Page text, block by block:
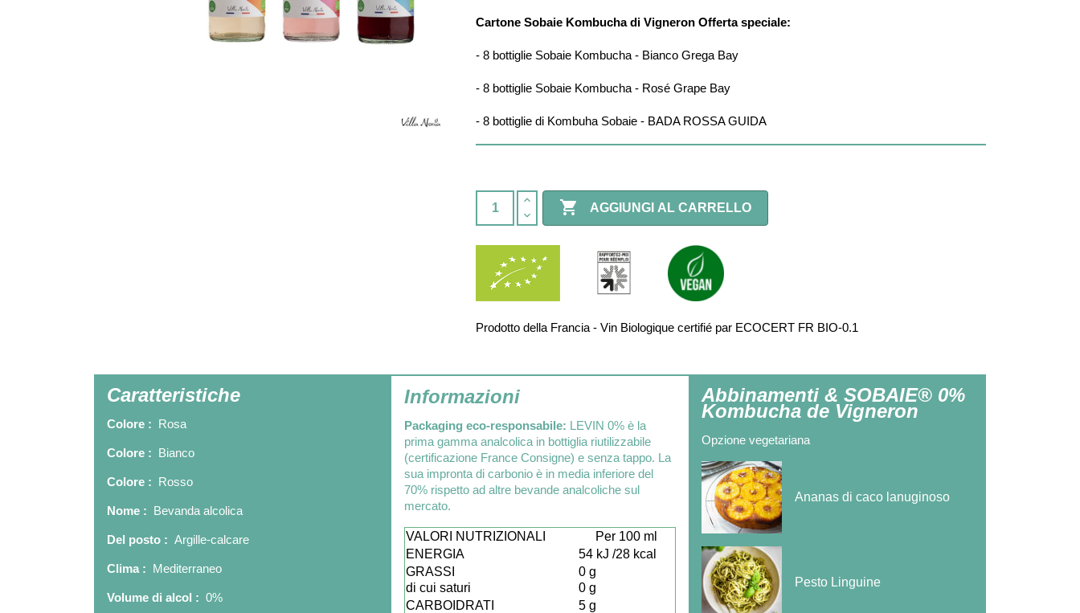
Cartone Sobaie Kombucha di Vigneron Offerta speciale:
- 8 bottiglie Sobaie Kombucha - Bianco Grega Bay
- 8 bottiglie Sobaie Kombucha - Rosé Grape Bay
- 8 bottiglie di Kombuha Sobaie - BADA ROSSA GUIDA
 AGGIUNGI AL CARRELLO
Prodotto della Francia - Vin Biologique certifié par ECOCERT FR BIO-0.1
Caratteristiche
Colore : Rosa
Colore : Bianco
Colore : Rosso
Nome : Bevanda alcolica
Del posto : Argille-calcare
Clima : Mediterraneo
Volume di alcol : 0%
Informazioni
Packaging eco-responsabile: LEVIN 0% è la
prima gamma analcolica in bottiglia riutilizzabile
(certificazione France Consigne) e senza tappo. La
sua impronta di carbonio è in media inferiore del
70% rispetto ad altre bevande analcoliche sul
mercato.
VALORI NUTRIZIONALI
Per 100 ml
ENERGIA
54 kJ /28 kcal
GRASSI
di cui saturi
0 g
0 g
CARBOIDRATI
5 g
Abbinamenti & SOBAIE® 0%
Kombucha de Vigneron
Opzione vegetariana
Ananas di caco lanuginoso
Pesto Linguine